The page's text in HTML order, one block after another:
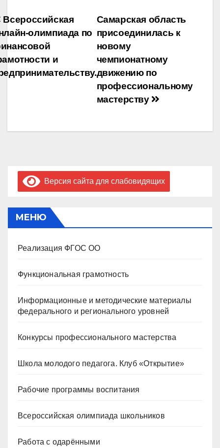
Навигация
по
записям
Самарская область
присоединилась к
новому
чемпионатному
движению по
профессиональному
мастерству
Всероссийская
олимпиада по
и
Версия сайта для слабовидящих
МЕНЮ
Реализация ФГОС ОО
Функциональная грамотность
Информационные и методические материалы
федерального и регионального уровней
Конкурсы профессионального мастерства
Школа молодого педагога. Клуб «Открытие»
Рабочие программы воспитания
Всероссийская олимпиада школьников
Работа с одарёнными